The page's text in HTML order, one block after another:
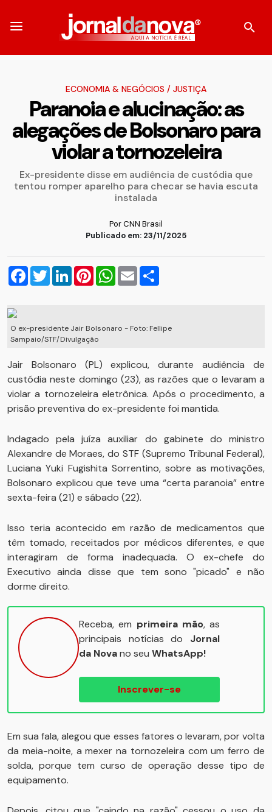
ECONOMIA & NEGÓCIOS / JUSTIÇA
Paranoia e alucinação: as
alegações de Bolsonaro para
violar a tornozeleira
Ex-presidente disse em audiência de custódia que
tentou romper aparelho para checar se havia escuta
instalada
Por CNN Brasil
Publicado em: 23/11/2025
Facebook
TwitterLinkedInPinterestWhatsApp
Email
O ex-presidente Jair Bolsonaro - Foto: Fellipe
Sampaio/STF/Divulgação
Jair Bolsonaro (PL) explicou, durante audiência de
custódia neste domingo (23), as razões que o levaram a
violar a tornozeleira eletrônica. Após o procedimento, a
prisão preventiva do ex-presidente foi mantida.
Indagado pela juíza auxiliar do gabinete do ministro
Alexandre de Moraes, do STF (Supremo Tribunal Federal),
Luciana Yuki Fugishita Sorrentino, sobre as motivações,
Bolsonaro explicou que teve uma “certa paranoia” entre
sexta-feira (21) e sábado (22).
Isso teria acontecido em razão de medicamentos que
têm tomado, receitados por médicos diferentes, e que
interagiram de forma inadequada. O ex-chefe do
Executivo ainda disse que tem sono "picado" e não
dorme direito.
Receba, em primeira mão, as
principais notícias do Jornal
da Novano seu WhatsApp!
Inscrever-se
Em sua fala, alegou que esses fatores o levaram, por volta
da meia-noite, a mexer na tornozeleira com um ferro de
solda, porque tem curso de operação desse tipo de
equipamento.